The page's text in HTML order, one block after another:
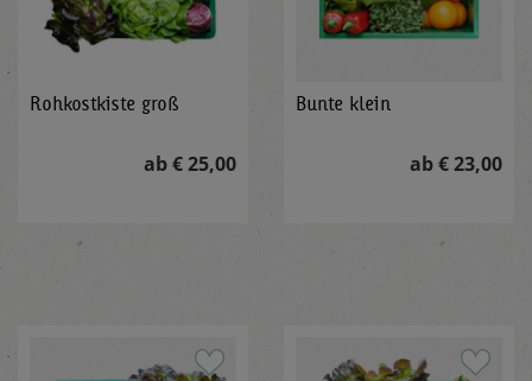
Rohkostkiste groß
ab € 25,00
Bunte klein
ab € 23,00